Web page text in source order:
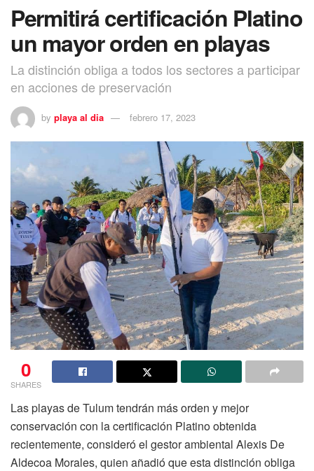
Permitirá certificación Platino
un mayor orden en playas
La distinción obliga a todos los sectores a participar
en acciones de preservación
by playa al dia febrero 17, 2023
0
SHARES
Las playas de Tulum tendrán más orden y mejor
conservación con la certificación Platino obtenida
recientemente, consideró el gestor ambiental Alexis De
Aldecoa Morales, quien añadió que esta distinción obliga